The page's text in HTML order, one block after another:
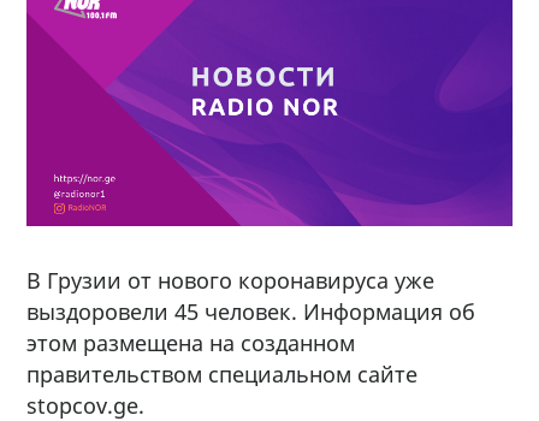
В Грузии от нового коронавируса уже
выздоровели 45 человек. Информация об
этом размещена на созданном
правительством специальном сайте
stopcov.ge.